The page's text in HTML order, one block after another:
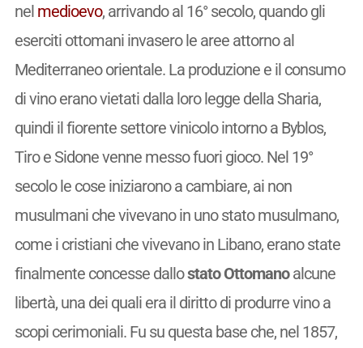
nel medioevo, arrivando al 16° secolo, quando gli
eserciti ottomani invasero le aree attorno al
Mediterraneo orientale. La produzione e il consumo
di vino erano vietati dalla loro legge della Sharia,
quindi il fiorente settore vinicolo intorno a Byblos,
Tiro e Sidone venne messo fuori gioco. Nel 19°
secolo le cose iniziarono a cambiare, ai non
musulmani che vivevano in uno stato musulmano,
come i cristiani che vivevano in Libano, erano state
finalmente concesse dallostato Ottomanoalcune
libertà, una dei quali era il diritto di produrre vino a
scopi cerimoniali. Fu su questa base che, nel 1857,